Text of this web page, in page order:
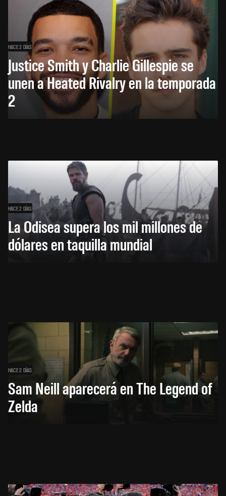
HACE 2 DÍAS
Justice Smith y Charlie Gillespie se
unen a Heated Rivalry en la temporada
2
HACE 2 DÍAS
La Odisea supera los mil millones de
dólares en taquilla mundial
HACE 2 DÍAS
Sam Neill aparecerá en The Legend of
Zelda